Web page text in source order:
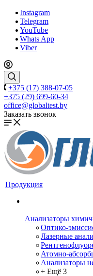
Instagram
Telegram
YouTube
Whats App
Viber
+375 (17) 388-07-05
+375 (29) 699-60-34
office@globaltest.by
Заказать звонок
Продукция
Анализаторы
Оптико-
Лазерные
Атомно-
Анализаторы
+ Ещё 3